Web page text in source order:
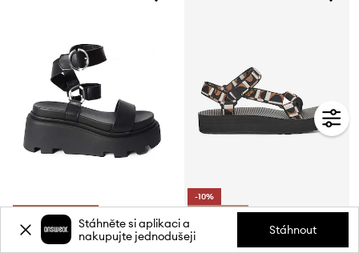
*-5 % s kódem: LST
Sandály Altercore Marilla
Aktuální cena:
-10%
Final Sale %!
Aktuální cena:
Stáhněte si aplikaci a
nakupujte jednodušeji
Stáhnout